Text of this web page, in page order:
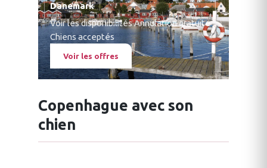
Danemark
Voir les disponibilités·Annulation gratuite·
Chiens acceptés
Voir les offres
Copenhague avec son
chien